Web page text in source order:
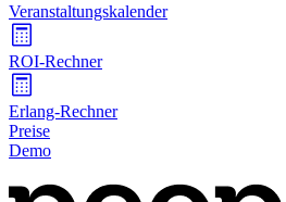
Veranstaltungskalender
ROI-Rechner
Erlang-Rechner
Preise
Demo